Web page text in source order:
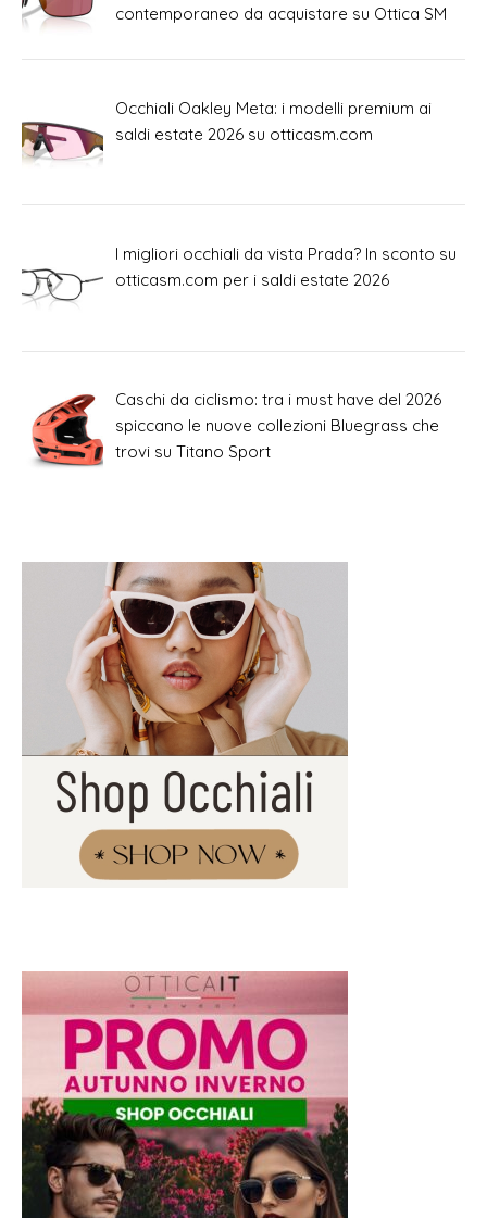
contemporaneo da acquistare su Ottica SM
Occhiali Oakley Meta: i modelli premium ai
saldi estate 2026 su otticasm.com
I migliori occhiali da vista Prada? In sconto su
otticasm.com per i saldi estate 2026
Caschi da ciclismo: tra i must have del 2026
spiccano le nuove collezioni Bluegrass che
trovi su Titano Sport